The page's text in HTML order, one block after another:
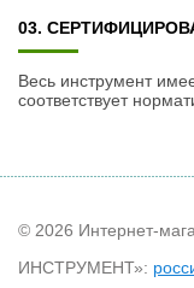
03.
Весь инструмент
соответствует
© 2026 Интернет-
ИНСТРУМЕНТ»: